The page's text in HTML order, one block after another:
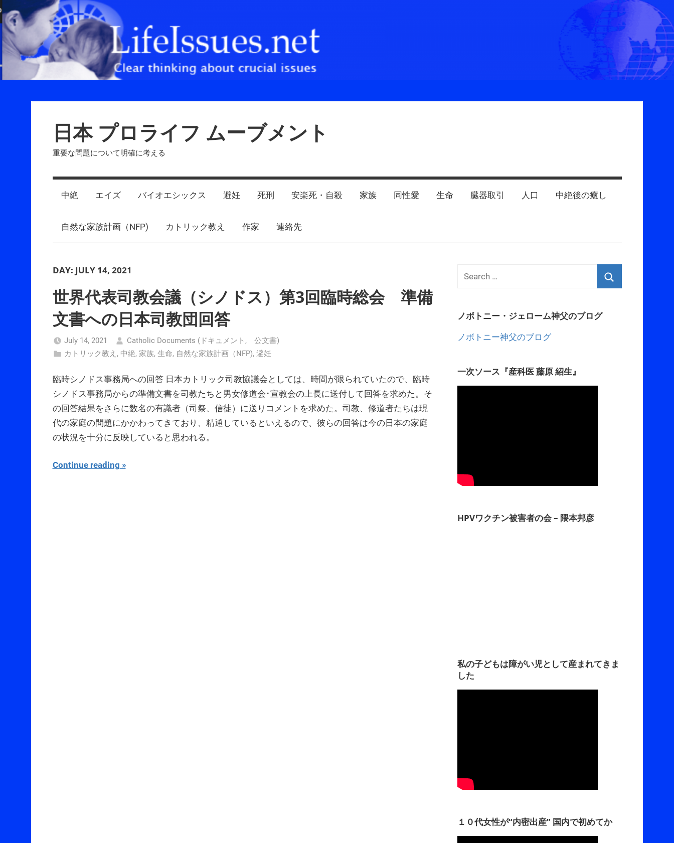
Skip
to
content
日本 プロライフ ムーブメント
重要な問題について明確に考える
中絶 エイズ バイオエシックス 避妊 死刑 安楽死・自殺 家族 同性愛 生命 臓器取引 人口 中絶後の癒し
自然な家族計画（NFP) カトリック教え 作家 連絡先
DAY: JULY 14, 2021
世界代表司教会議（シノドス）第3回臨時総会 準備
文書への日本司教団回答
July 14, 2021
Catholic Documents (ドキュメント, 公文書)
カトリック教え , 中絶, 家族, 生命, 自然な家族計画（NFP), 避妊
臨時シノドス事務局への回答 日本カトリック司教協議会としては、時間が限られていたので、臨時
シノドス事務局からの準備文書を司教たちと男女修道会･宣教会の上長に送付して回答を求めた。そ
の回答結果をさらに数名の有識者（司祭、信徒）に送りコメントを求めた。司教、修道者たちは現
代の家庭の問題にかかわってきており、精通しているといえるので、彼らの回答は今の日本の家庭
の状況を十分に反映していると思われる。
Continue reading
ノボトニー・ジェローム神父のブログ
ノボトニー神父のブログ
一次ソース『産科医 藤原 紹生』
HPVワクチン被害者の会 – 隈本邦彦
私の子どもは障がい児として産まれてきま
した
１０代女性が“内密出産” 国内で初めてか